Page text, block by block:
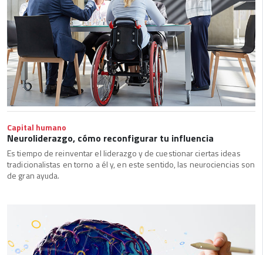
Capital humano
Neuroliderazgo, cómo reconfigurar tu influencia
Es tiempo de reinventar el liderazgo y de cuestionar ciertas ideas
tradicionalistas en torno a él y, en este sentido, las neurociencias son
de gran ayuda.